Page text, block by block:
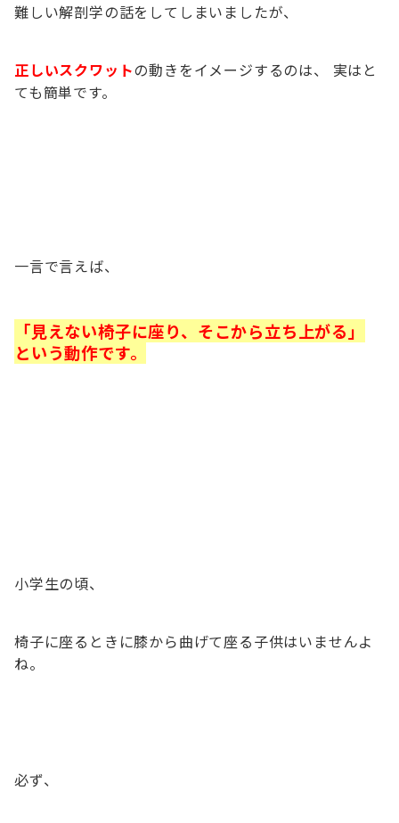
難しい解剖学の話をしてしまいましたが、
正しいスクワットの動きをイメージするのは、 実はと
ても簡単です。
一言で言えば、
「見えない椅子に座り、そこから立ち上がる」
という動作です。
小学生の頃、
椅子に座るときに膝から曲げて座る子供はいませんよ
ね。
必ず、